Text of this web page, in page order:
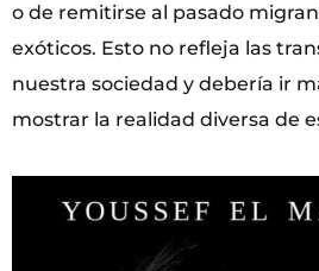
o de remitirse al pasado
exóticos. Esto no refleja las
nuestra sociedad y debería ir
mostrar la realidad diversa de